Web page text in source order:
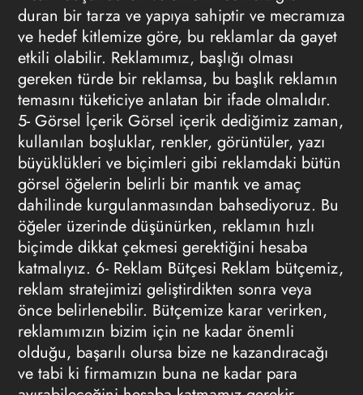
duran bir tarza ve yapıya sahiptir ve mecramıza
ve hedef kitlemize göre, bu reklamlar da gayet
etkili olabilir. Reklamımız, başlığı olması
gereken türde bir reklamsa, bu başlık reklamın
temasını tüketiciye anlatan bir ifade olmalıdır.
5- Görsel İçerikGörsel içerik dediğimiz zaman,
kullanılan boşluklar, renkler, görüntüler, yazı
büyüklükleri ve biçimleri gibi reklamdaki bütün
görsel öğelerin belirli bir mantık ve amaç
dahilinde kurgulanmasından bahsediyoruz. Bu
öğeler üzerinde düşünürken, reklamın hızlı
biçimde dikkat çekmesi gerektiğini hesaba
katmalıyız. 6- Reklam Bütçesi Reklam bütçemiz,
reklam stratejimizi geliştirdikten sonra veya
önce belirlenebilir. Bütçemize karar verirken,
reklamımızın bizim için ne kadar önemli
olduğu, başarılı olursa bize ne kazandıracağı
ve tabi ki firmamızın buna ne kadar para